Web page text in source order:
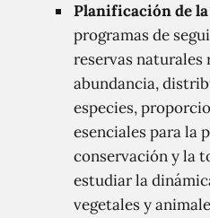
Planificación de
programas de
reservas naturales
abundancia,
especies,
esenciales para la
conservación y la
estudiar la
vegetales y